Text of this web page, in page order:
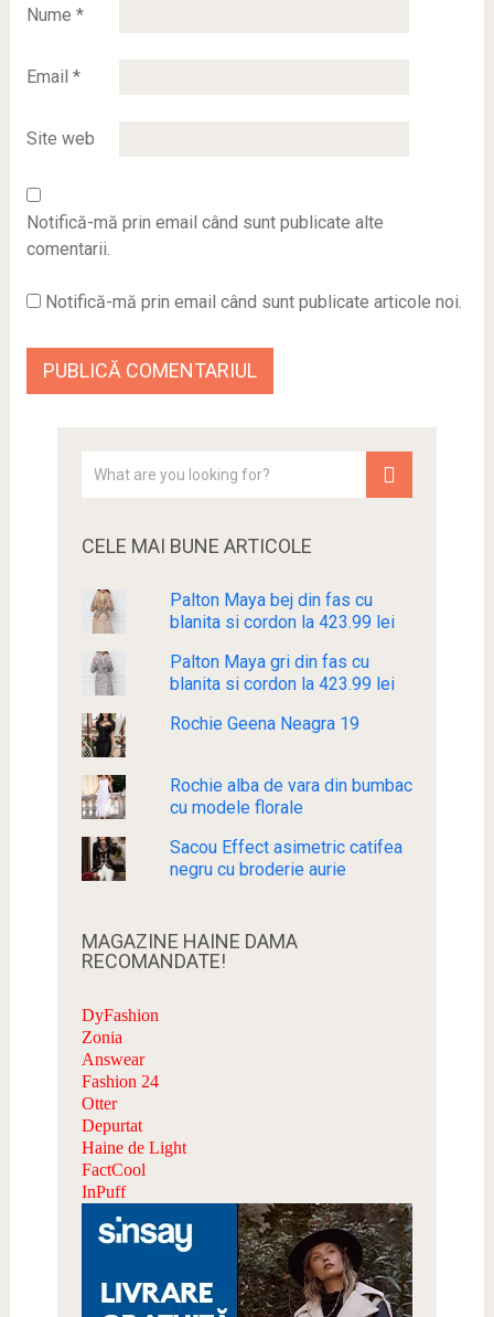
Nume *
Email *
Site web
Notifică-mă prin email când sunt publicate alte
comentarii.
Notifică-mă prin email când sunt publicate articole noi.
CELE MAI BUNE ARTICOLE
Palton Maya bej din fas cu
blanita si cordon la 423.99 lei
Palton Maya gri din fas cu
blanita si cordon la 423.99 lei
Rochie Geena Neagra 19
Rochie alba de vara din bumbac
cu modele florale
Sacou Effect asimetric catifea
negru cu broderie aurie
MAGAZINE HAINE DAMA
RECOMANDATE!
DyFashion
Zonia
Answear
Fashion 24
Otter
Depurtat
Haine de Light
FactCool
InPuff